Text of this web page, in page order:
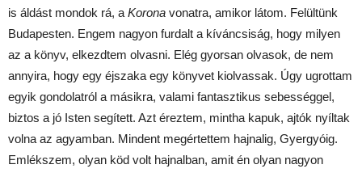
is áldást mondok rá, a Korona vonatra, amikor látom. Felültünk
Budapesten. Engem nagyon furdalt a kíváncsiság, hogy milyen
az a könyv, elkezdtem olvasni. Elég gyorsan olvasok, de nem
annyira, hogy egy éjszaka egy könyvet kiolvassak. Úgy ugrottam
egyik gondolatról a másikra, valami fantasztikus sebességgel,
biztos a jó Isten segített. Azt éreztem, mintha kapuk, ajtók nyíltak
volna az agyamban. Mindent megértettem hajnalig, Gyergyóig.
Emlékszem, olyan köd volt hajnalban, amit én olyan nagyon